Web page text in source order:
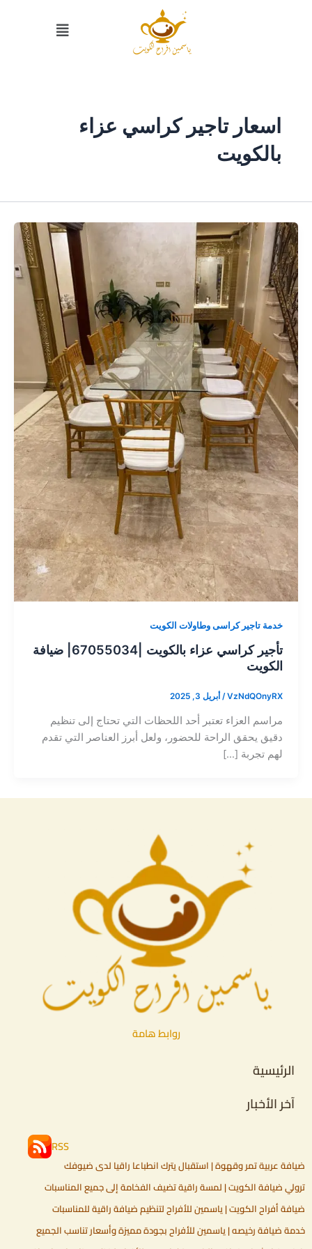
القائمة
اسعار تاجير كراسي عزاء
بالكويت
خدمة تاجير كراسى وطاولات الكويت
تأجير كراسي عزاء بالكويت |67055034| ضيافة
الكويت
VzNdQOnyRX
/ أبريل 3, 2025
مراسم العزاء تعتبر أحد اللحظات التي تحتاج إلى تنظيم
دقيق يحقق الراحة للحضور، ولعل أبرز العناصر التي تقدم
لهم تجربة […]
روابط هامة
الرئيسية
آخر الأخبار
RSS
ضيافة عربية تمر وقهوة | استقبال يترك انطباعا راقيا لدى ضيوفك
ترولي ضيافة الكويت | لمسة راقية تضيف الفخامة إلى جميع المناسبات
ضيافة أفراح الكويت | ياسمين للأفراح لتنظيم ضيافة راقية للمناسبات
خدمة ضيافة رخيصه | ياسمين للأفراح بجودة مميزة وأسعار تناسب الجميع